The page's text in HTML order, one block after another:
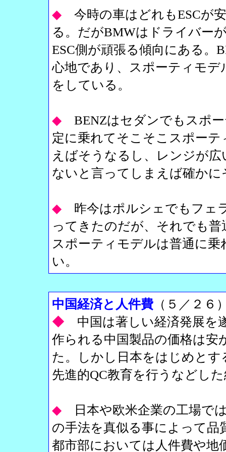
◆ 今時の車はどれもESCが
る。だがBMWはドライバー
ESC側が頑張る傾向にある。
心地であり、スポーティモ
をしている。
◆ BENZはセダンでもスポ
定に乗れてそこそこスポー
えばそうなるし、レンジが
ないと言ってしまえば確かに
◆
昨今はポルシェでもフェ
ってきたのだが、それでも
スポーティモデルは普通に
い。
中国経済と人件費 （５／２６
◆ 中国は著しい経済発展を
作られる中国製品の価格は安
た。しかし日本をはじめと
先進的QC教育を行うなどし
◆
日本や欧米企業の工場で
の手法を真似る事によって
都市部においては人件費や地